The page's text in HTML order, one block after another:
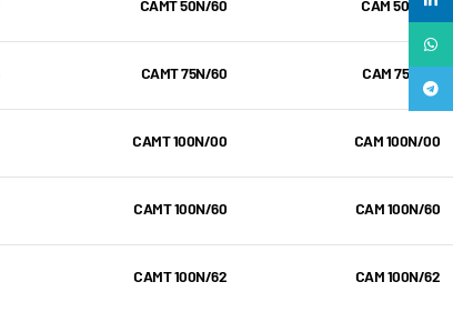
CAM 50N/60
CAMT 50N/60
CAM 75N/60
CAMT 75N/60
CAM 100N/00
CAMT 100N/00
CAM 100N/60
CAMT 100N/60
CAM 100N/62
CAMT 100N/62
واتساپ